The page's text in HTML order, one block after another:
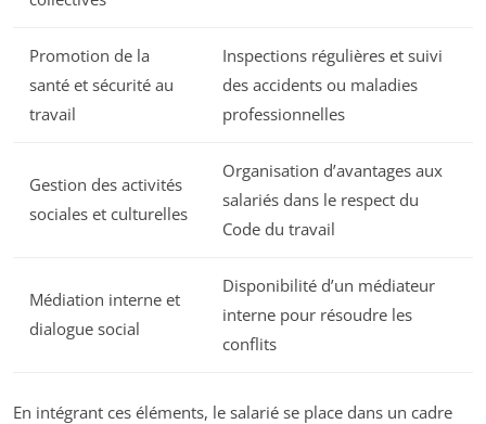
Promotion de la
santé et sécurité au
travail
Inspections régulières et suivi
des accidents ou maladies
professionnelles
Gestion des activités
sociales et culturelles
Organisation d’avantages aux
salariés dans le respect du
Code du travail
Médiation interne et
dialogue social
Disponibilité d’un médiateur
interne pour résoudre les
conflits
En intégrant ces éléments, le salarié se place dans un cadre